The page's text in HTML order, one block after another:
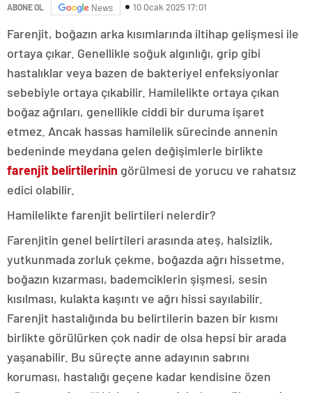
ABONE OL News 10 Ocak 2025 17:01
Farenjit, boğazın arka kısımlarında iltihap gelişmesi ile
ortaya çıkar. Genellikle soğuk algınlığı, grip gibi
hastalıklar veya bazen de bakteriyel enfeksiyonlar
sebebiyle ortaya çıkabilir. Hamilelikte ortaya çıkan
boğaz ağrıları, genellikle ciddi bir duruma işaret
etmez. Ancak hassas hamilelik sürecinde annenin
bedeninde meydana gelen değişimlerle birlikte
farenjit belirtilerinin görülmesi de yorucu ve rahatsız
edici olabilir.
Hamilelikte farenjit belirtileri nelerdir?
Farenjitin genel belirtileri arasında ateş, halsizlik,
yutkunmada zorluk çekme, boğazda ağrı hissetme,
boğazın kızarması, bademciklerin şişmesi, sesin
kısılması, kulakta kaşıntı ve ağrı hissi sayılabilir.
Farenjit hastalığında bu belirtilerin bazen bir kısmı
birlikte görülürken çok nadir de olsa hepsi bir arada
yaşanabilir. Bu süreçte anne adayının sabrını
koruması, hastalığı geçene kadar kendisine özen